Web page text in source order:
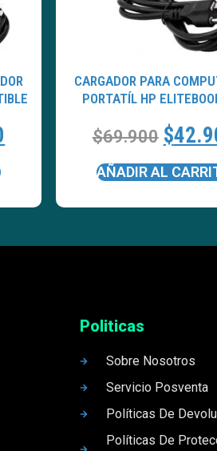
CARGADOR PARA
PORTATÍL HP
$69.900 $
AÑADIR AL
Politicas
Sobre Nosotros
Servicio Posventa
Políticas De
Políticas De